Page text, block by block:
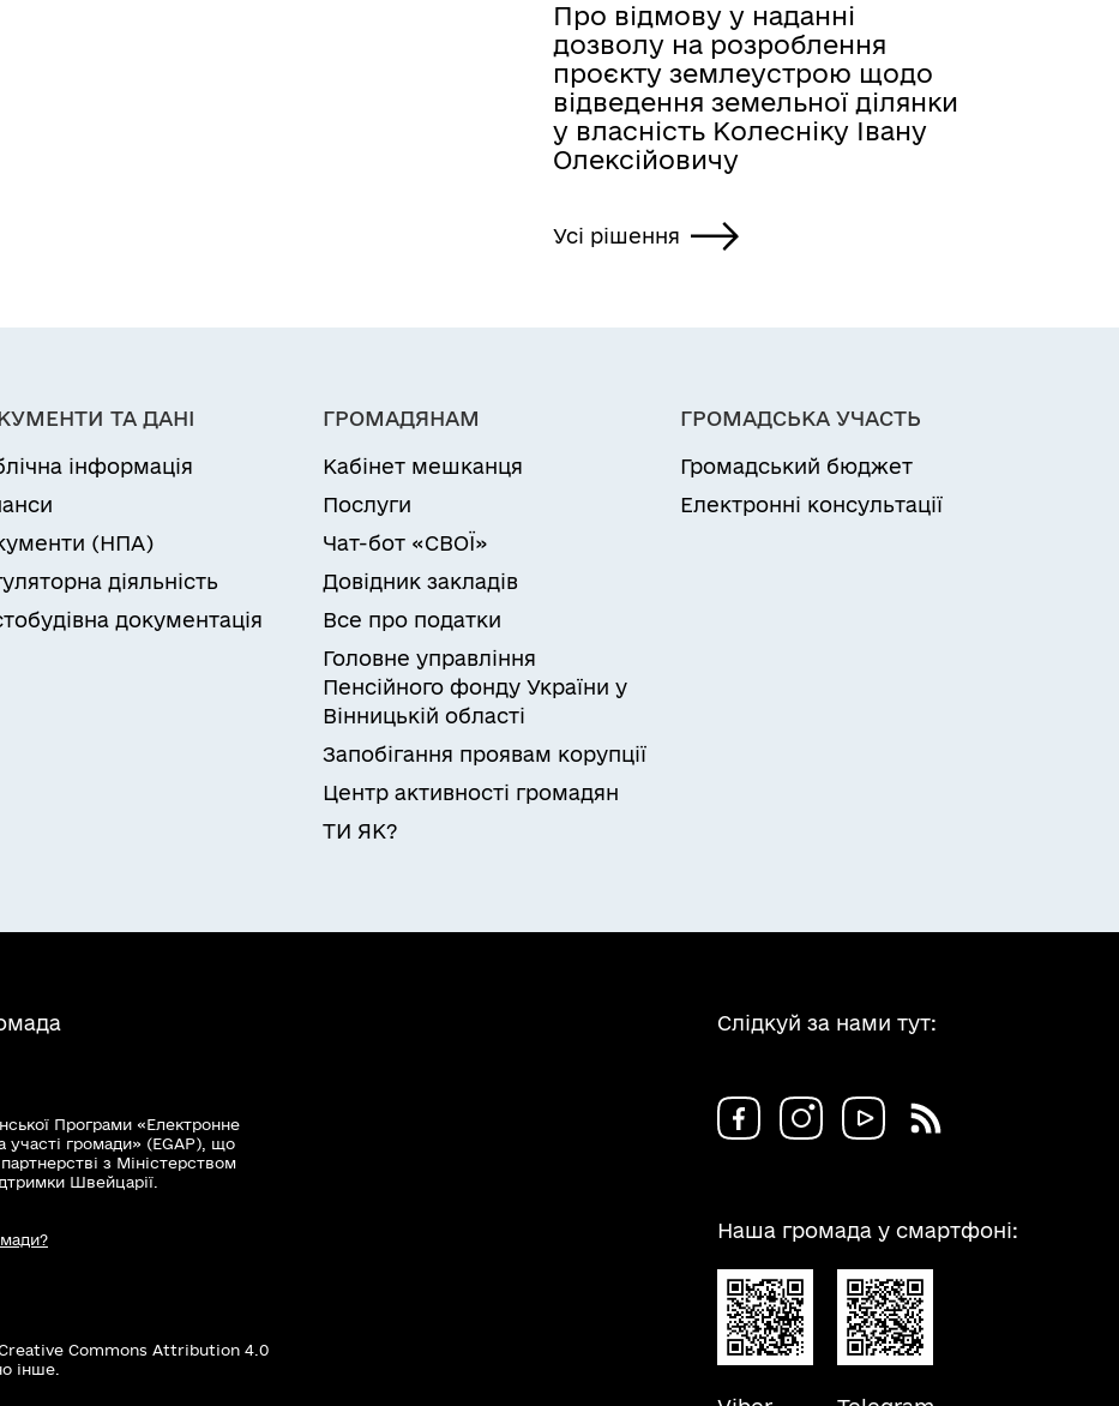
Про відмову у наданні
дозволу на розроблення
проєкту землеустрою щодо
відведення земельної ділянки
у власність Колесніку Івану
Олексійовичу
Усі рішення
ТА ДАНІ
інформація
(НПА)
діяльність
документація
ГРОМАДЯНАМ
Кабінет мешканця
Послуги
Чат-бот «СВОЇ»
Довідник закладів
Все про податки
Головне управління
Пенсійного фонду України у
Вінницькій області
Запобігання проявам корупції
Центр активності громадян
ТИ ЯК?
ГРОМАДСЬКА УЧАСТЬ
Громадський бюджет
Електронні консультації
Програми «Електронне
участі громади» (EGAP), що
з Міністерством
Швейцарії.
Creative Commons Attribution 4.0
інше.
Слідкуй за нами тут:
Наша громада у смартфоні: